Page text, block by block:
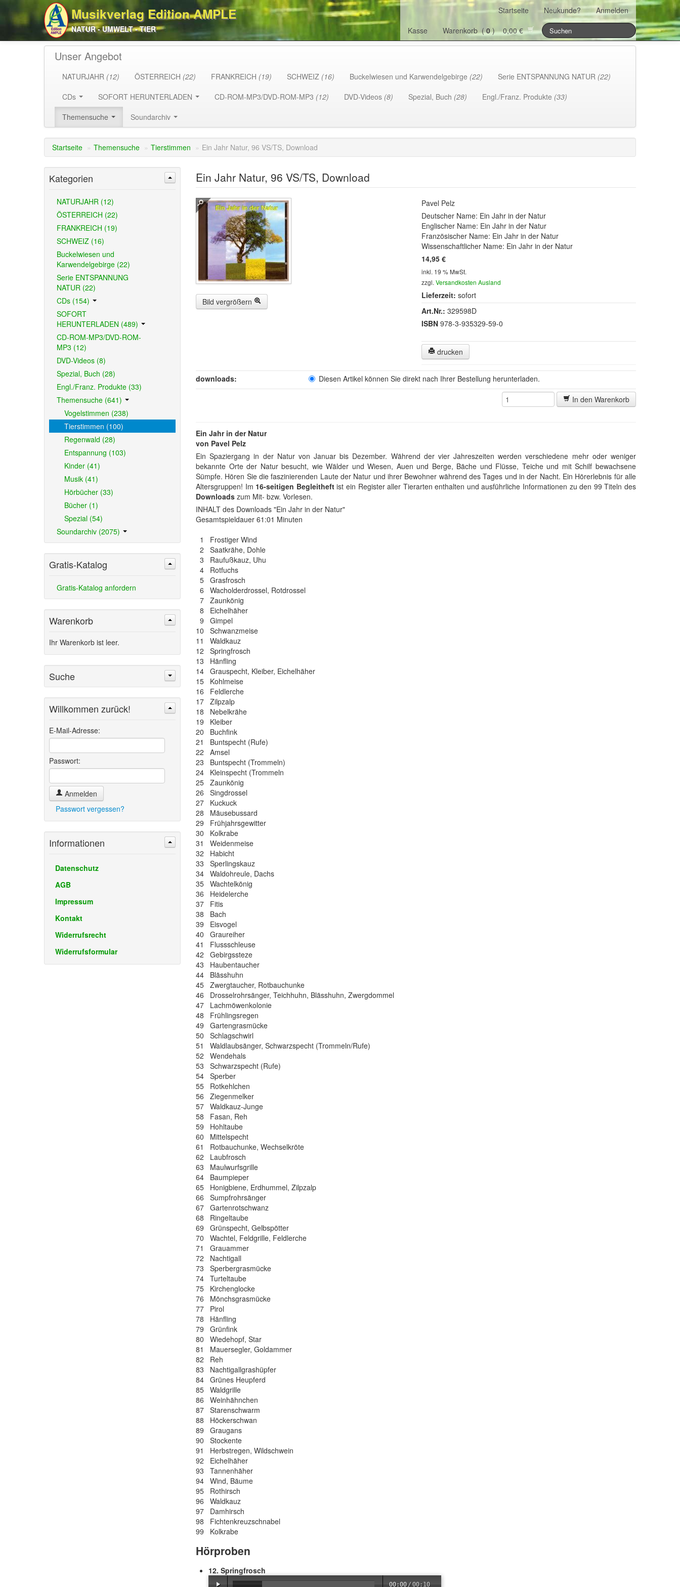
Musikverlag Edition AMPLE
NATUR - UMWELT - TIER
Startseite Neukunde?
Anmelden
Kasse
Warenkorb (0) 0,00 €
Unser Angebot
NATURJAHR (12) ÖSTERREICH (22) FRANKREICH (19) SCHWEIZ (16) Buckelwiesen und Karwendelgebirge (22) Serie ENTSPANNUNG NATUR (22)
CDs
SOFORT HERUNTERLADEN CD-ROM-MP3/DVD-ROM-MP3 (12) DVD-Videos (8) Spezial, Buch (28) Engl./Franz. Produkte (33)
Themensuche
Soundarchiv
Startseite » Themensuche » Tierstimmen » Ein Jahr Natur, 96 VS/TS, Download
Ein Jahr Natur, 96 VS/TS, Download
Bild vergrößern
Pavel Pelz
Deutscher Name: Ein Jahr in der Natur
Englischer Name: Ein Jahr in der Natur
Französischer Name: Ein Jahr in der Natur
Wissenschaftlicher Name: Ein Jahr in der Natur
14,95 €
inkl. 19 % MwSt.
zzgl.Versandkosten Ausland
Lieferzeit: sofort
Art.Nr.: 329598D
ISBN 978-3-935329-59-0
drucken
downloads: Diesen Artikel können Sie direkt nach Ihrer Bestellung herunterladen.
In den Warenkorb
Ein Jahr in der Natur
von Pavel Pelz
Ein Spaziergang in der Natur von Januar bis Dezember. Während der vier Jahreszeiten werden verschiedene mehr oder weniger
bekannte Orte der Natur besucht, wie Wälder und Wiesen, Auen und Berge, Bäche und Flüsse, Teiche und mit Schilf bewachsene
Sümpfe. Hören Sie die faszinierenden Laute der Natur und ihrer Bewohner während des Tages und in der Nacht. Ein Hörerlebnis für alle
Altersgruppen! Im 16-seitigen Begleitheftist ein Register aller Tierarten enthalten und ausführliche Informationen zu den 99 Titeln des
Downloadszum Mit- bzw. Vorlesen.
INHALT des Downloads "Ein Jahr in der Natur"
Gesamtspieldauer 61:01 Minuten
1 Frostiger Wind
2 Saatkrähe, Dohle
3 Raufußkauz, Uhu
4 Rotfuchs
5 Grasfrosch
6 Wacholderdrossel, Rotdrossel
7 Zaunkönig
8 Eichelhäher
9 Gimpel
10 Schwanzmeise
11 Waldkauz
12 Springfrosch
13 Hänfling
14 Grauspecht, Kleiber, Eichelhäher
15 Kohlmeise
16 Feldlerche
17 Zilpzalp
18 Nebelkrähe
19 Kleiber
20 Buchfink
21 Buntspecht (Rufe)
22 Amsel
23 Buntspecht (Trommeln)
24 Kleinspecht (Trommeln
25 Zaunkönig
26 Singdrossel
27 Kuckuck
28 Mäusebussard
29 Frühjahrsgewitter
30 Kolkrabe
31 Weidenmeise
32 Habicht
33 Sperlingskauz
34 Waldohreule, Dachs
35 Wachtelkönig
36 Heidelerche
37 Fitis
38 Bach
39 Eisvogel
40 Graureiher
41 Flussschleuse
42 Gebirgssteze
43 Haubentaucher
44 Blässhuhn
45 Zwergtaucher, Rotbauchunke
46 Drosselrohrsänger, Teichhuhn, Blässhuhn, Zwergdommel
47 Lachmöwenkolonie
48 Frühlingsregen
49 Gartengrasmücke
50 Schlagschwirl
51 Waldlaubsänger, Schwarzspecht (Trommeln/Rufe)
52 Wendehals
53 Schwarzspecht (Rufe)
54 Sperber
55 Rotkehlchen
56 Ziegenmelker
57 Waldkauz-Junge
58 Fasan, Reh
59 Hohltaube
60 Mittelspecht
61 Rotbauchunke, Wechselkröte
62 Laubfrosch
63 Maulwurfsgrille
64 Baumpieper
65 Honigbiene, Erdhummel, Zilpzalp
66 Sumpfrohrsänger
67 Gartenrotschwanz
68 Ringeltaube
69 Grünspecht, Gelbspötter
70 Wachtel, Feldgrille, Feldlerche
71 Grauammer
72 Nachtigall
73 Sperbergrasmücke
74 Turteltaube
75 Kirchenglocke
76 Mönchsgrasmücke
77 Pirol
78 Hänfling
79 Grünfink
80 Wiedehopf, Star
81 Mauersegler, Goldammer
82 Reh
83 Nachtigallgrashüpfer
84 Grünes Heupferd
85 Waldgrille
86 Weinhähnchen
87 Starenschwarm
88 Höckerschwan
89 Graugans
90 Stockente
91 Herbstregen, Wildschwein
92 Eichelhäher
93 Tannenhäher
94 Wind, Bäume
95 Rothirsch
96 Waldkauz
97 Damhirsch
98 Fichtenkreuzschnabel
99 Kolkrabe
Hörproben
12. Springfrosch
00:00 /00:10
Kategorien
NATURJAHR (12)
ÖSTERREICH (22)
FRANKREICH (19)
SCHWEIZ (16)
Buckelwiesen und
Karwendelgebirge (22)
Serie ENTSPANNUNG
NATUR (22)
CDs (154)
SOFORT
HERUNTERLADEN (489)
CD-ROM-MP3/DVD-ROM-
MP3 (12)
DVD-Videos (8)
Spezial, Buch (28)
Engl./Franz. Produkte (33)
Themensuche (641)
Vogelstimmen (238)
Tierstimmen (100)
Regenwald (28)
Entspannung (103)
Kinder (41)
Musik (41)
Hörbücher (33)
Bücher (1)
Spezial (54)
Soundarchiv (2075)
Gratis-Katalog
Gratis-Katalog anfordern
Warenkorb
Ihr Warenkorb ist leer.
Suche
Willkommen zurück!
E-Mail-Adresse:
Passwort:
Anmelden
Passwort vergessen?
Informationen
Datenschutz
AGB
Impressum
Kontakt
Widerrufsrecht
Widerrufsformular